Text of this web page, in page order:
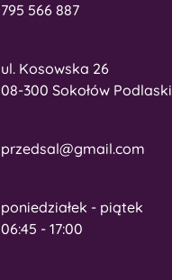
795 566 887
ul. Kosowska 26
08-300 Sokołów Podlaski
przedsal@gmail.com
poniedziałek - piątek
06:45 - 17:00